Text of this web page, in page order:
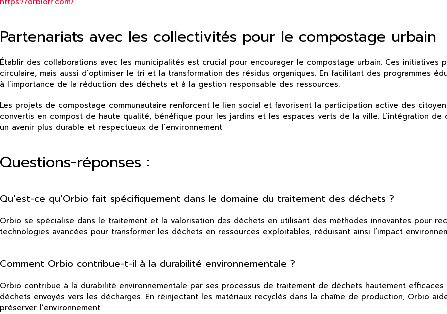
Partenariats avec les collectivités pour le compostage urbain
Établir des collaborations avec les municipalités est crucial pour encourager le compostage urbain. Ces initiatives
circulaire, mais aussi d’optimiser le tri et la transformation des résidus organiques. En facilitant des programmes
à l’importance de la réduction des déchets et à la gestion responsable des ressources.
Les projets de compostage communautaire renforcent le lien social et favorisent la participation active des
convertis en compost de haute qualité, bénéfique pour les jardins et les espaces verts de la ville. L’intégration
un avenir plus durable et respectueux de l’environnement.
Questions-réponses :
Qu’est-ce qu’Orbio fait spécifiquement dans le domaine du traitement des déchets ?
Orbio se spécialise dans le traitement et la valorisation des déchets en utilisant des méthodes innovantes pour
technologies avancées pour transformer les déchets en ressources exploitables, réduisant ainsi l’impact
Comment Orbio contribue-t-il à la durabilité environnementale ?
Orbio contribue à la durabilité environnementale par ses processus de traitement de déchets hautement
déchets envoyés vers les décharges. En réinjectant les matériaux recyclés dans la chaîne de production, Orbio
préserver l’environnement.